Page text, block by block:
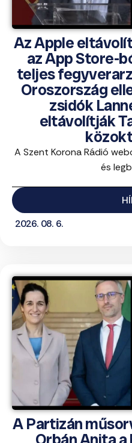
Az Apple
az App Store-
teljes
Oroszország
zsidók
eltávolítják
A Szent Korona Rádió
és
2026. 08. 6.
A Partizán